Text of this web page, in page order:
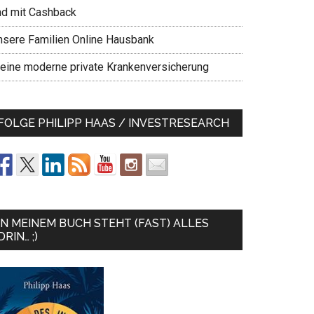
mit Cashback
Familien Online Hausbank
moderne private Krankenversicherung
FOLGE PHILIPP HAAS / INVESTRESEARCH
IN MEINEM BUCH STEHT (FAST) ALLES
DRIN… ;)